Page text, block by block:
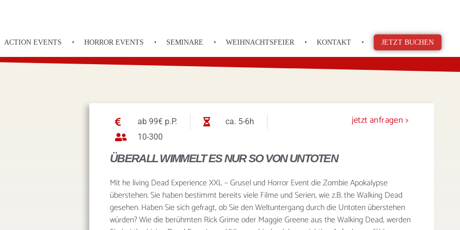
ACTION EVENTS HORROR EVENTS SEMINARE WEIHNACHTSFEIER KONTAKT JETZT BUCHEN
ab 99€ p.P.
ca. 5-6h
10-300
jetzt anfragen >
ÜBERALL WIMMELT ES NUR SO VON UNTOTEN
Mit he living Dead Experience XXL – Grusel und Horror Event die Zombie Apokalypse
überstehen. Sie haben bestimmt bereits viele Filme und Serien, wie z.B. the Walking Dead
gesehen. Haben Sie sich gefragt, ob Sie den Weltuntergang durch die Untoten überstehen
würden? Wie die berühmten Rick Grime oder Maggie Greene aus the Walking Dead, werden